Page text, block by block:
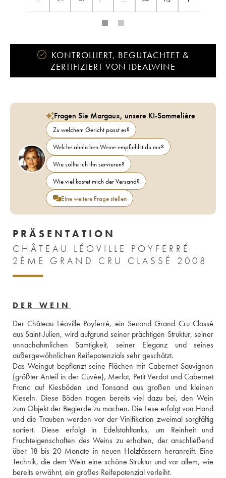
KONTROLLIERT, BEGUTACHTET &
ZERTIFIZIERT VON IDEALWINE
Fragen Sie Margaux, unsere KI-Sommelière
Zu welchem Gericht passt es?
Welche ähnlichen Weine empfiehlst du mir?
Wie sollte ich ihn servieren?
Wie viel kostet mich der Versand?
Eine weitere Frage stellen
PRÄSENTATION
CHÂTEAU LÉOVILLE POYFERRÉ
2ÈME GRAND CRU CLASSÉ 2008
DER WEIN
Der Château Léoville Poyferré, ein Second Grand Cru Classé
aus Saint-Julien, wird aufgrund seiner prächtigen Struktur, seiner
unnachahmlichen Samtigkeit, seiner Eleganz und seines
außergewöhnlichen Reifepotenzials sehr geschätzt.
Das Weingut bepflanzt seine Flächen mit Cabernet Sauvignon
(größter Anteil in der Cuvée), Merlot, Petit Verdot und Cabernet
Franc auf Kiesböden und Tonsand aus großen und kleinen
Kieseln. Diese Böden tragen bereits viel dazu bei, den Wein
zum Objekt der Begierde zu machen. Die Lese erfolgt von Hand
und die Trauben werden vor der Vinifikation zweimal sorgfältig
sortiert. Diese erfolgt in Edelstahltanks, um Reinheit und
Fruchteigenschaften des Weins zu erhalten, der anschließend
über 18 bis 20 Monate in neuen Holzfässern heranreift. Eine
Technik, die dem Wein eine schöne Struktur und vor allem, wie
bereits erwähnt, ein großes Reifepotenzial verleiht.